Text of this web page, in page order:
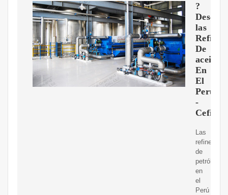
?
las
De
aceite
En
El
Peru!
-
Las
refinerías
de
petróleo
en
el
Perú